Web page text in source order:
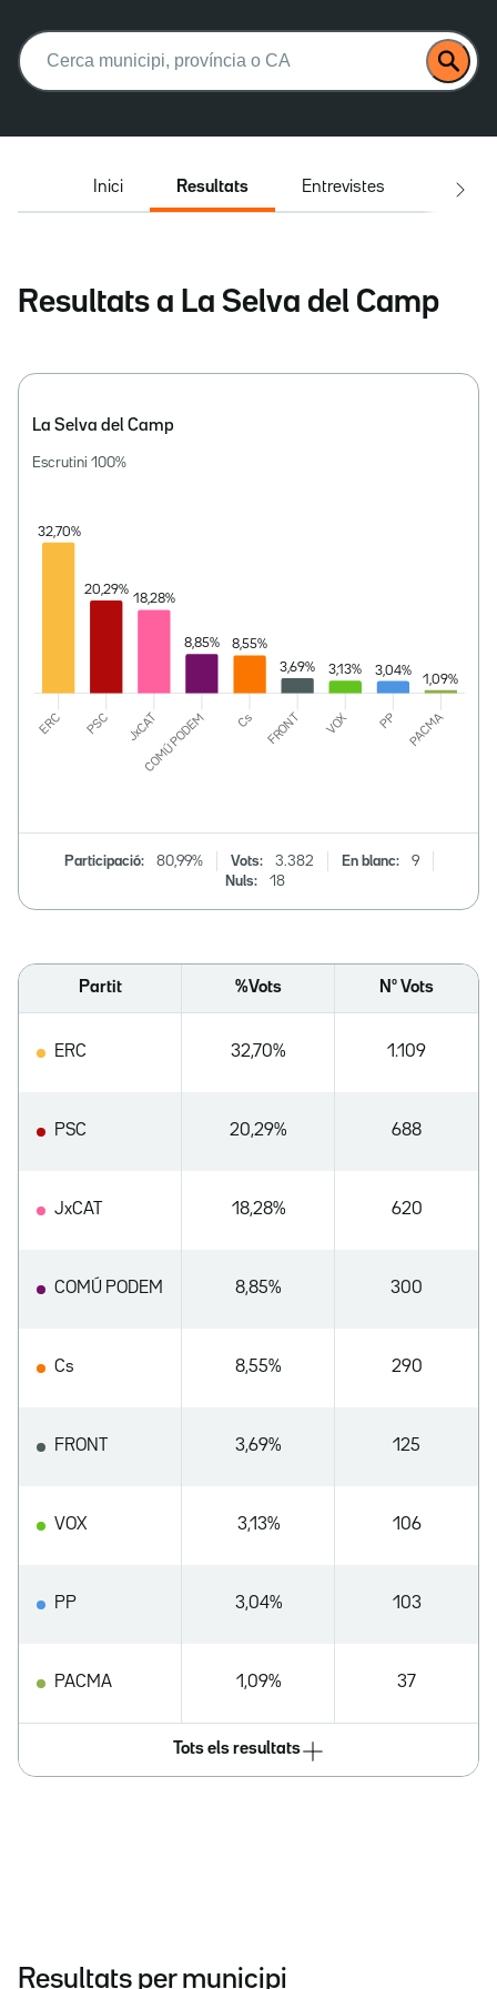
Buscar:
Inici Resultats Entrevistes El
Resultats a La Selva del Camp
La Selva del Camp
Escrutini 100%
Participació: 80,99% Vots: 3.382 En blanc:
9
Nuls:
18
Partit %Vots Nº Vots
ERC 32,70% 1.109
PSC 20,29% 688
JxCAT 18,28% 620
COMÚ PODEM 8,85% 300
Cs 8,55% 290
FRONT 3,69% 125
VOX 3,13% 106
PP 3,04% 103
PACMA 1,09% 37
Tots els resultats
Resultats per municipi